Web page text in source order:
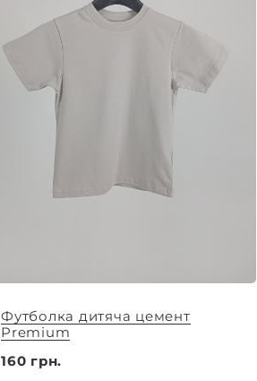
Футболка дитяча цемент
Premium
160 грн.